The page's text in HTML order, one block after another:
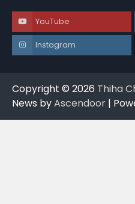
YouTube
Instagram
Copyright © 2026 Thiha
News byAscendoor |